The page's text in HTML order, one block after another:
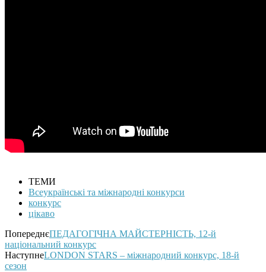
ТЕМИ
Всеукраїнські та міжнародні конкурси
конкурс
цікаво
ПопереднєПЕДАГОГІЧНА МАЙСТЕРНІСТЬ, 12-й
національний конкурс
НаступнеLONDON STARS – міжнародний конкурс, 18-й
сезон